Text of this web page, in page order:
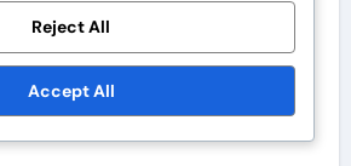
de zombie-
facties?
Reject All
Accept All